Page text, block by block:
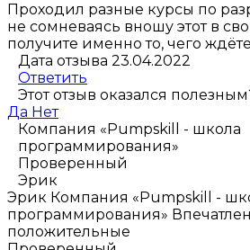
Проходил разные курсы по
не сомневаясь вношу этот в
получите именно то, чего
Дата отзыва 23.04.2022
Ответить
Этот отзыв оказался
Да Нет
Компания «Pumpskill - школа
программирования»
Проверенный
Эрик
Эрик Компания «Pumpskill -
программирования»
положительные